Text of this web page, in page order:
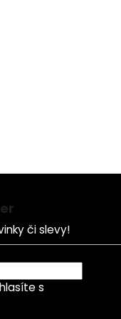
či slevy!
s